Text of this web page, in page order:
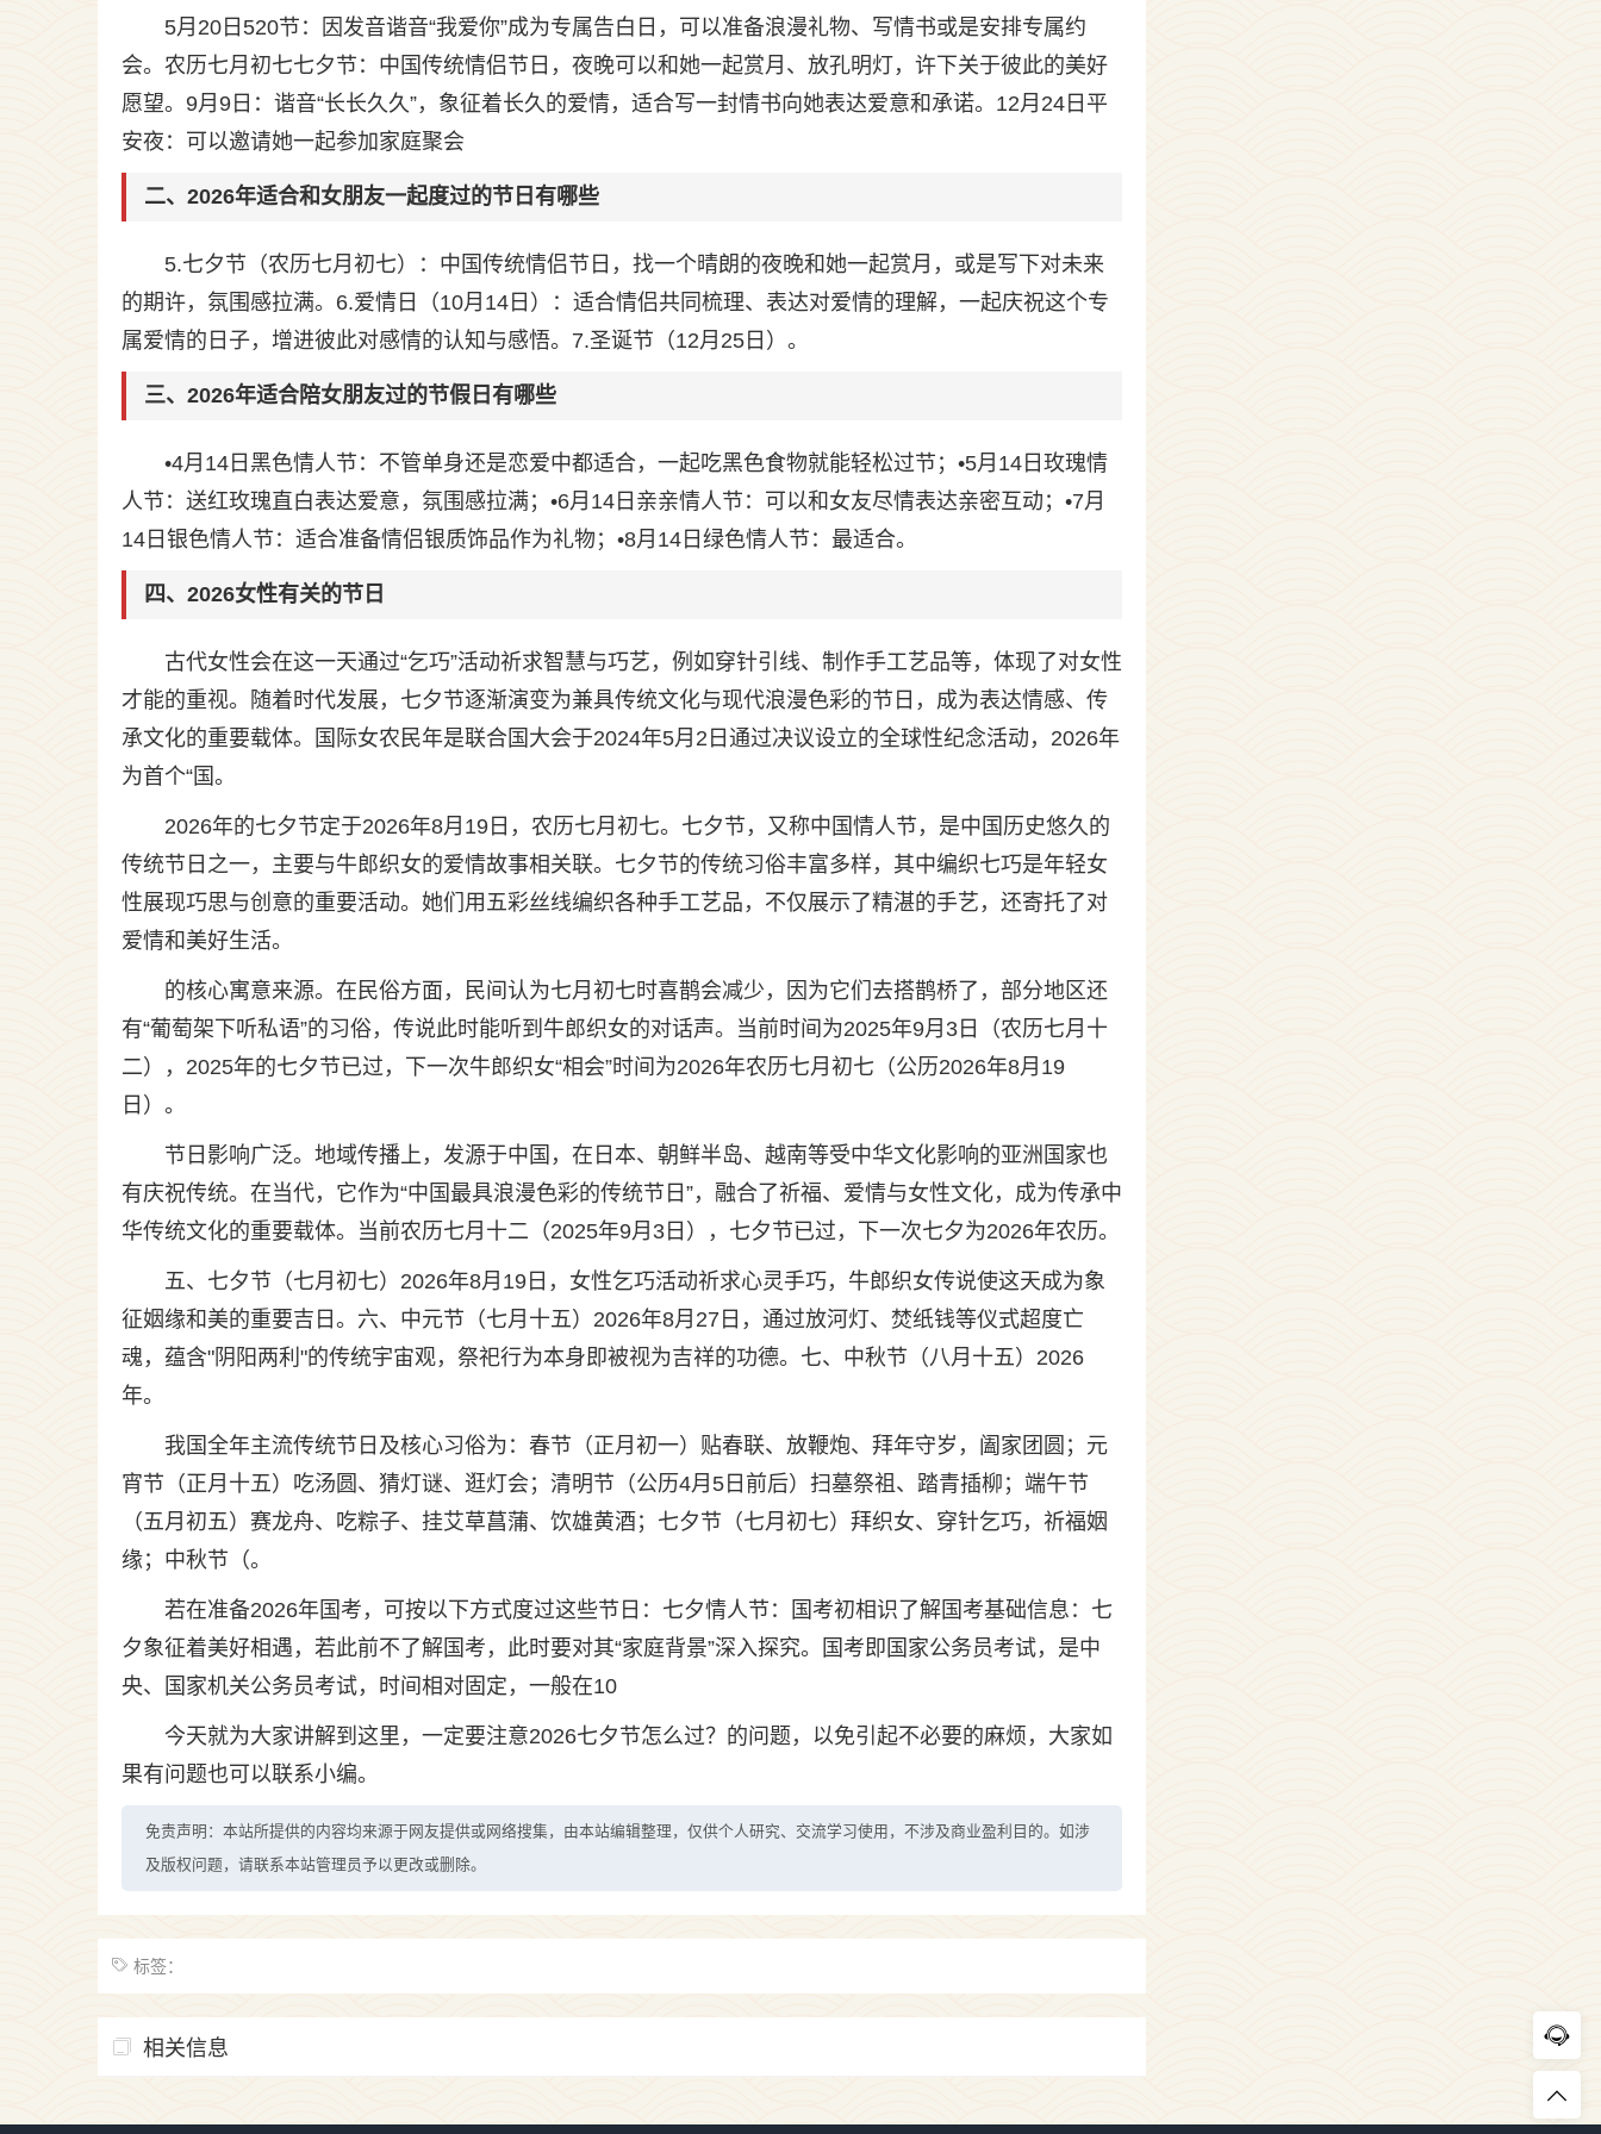
5月20日520节：因发音谐音“我爱你”成为专属告白日，可以准备浪漫礼物、写情书或是安排专属约
会。农历七月初七七夕节：中国传统情侣节日，夜晚可以和她一起赏月、放孔明灯，许下关于彼此的美好
愿望。9月9日：谐音“长长久久”，象征着长久的爱情，适合写一封情书向她表达爱意和承诺。12月24日平
安夜：可以邀请她一起参加家庭聚会
二、2026年适合和女朋友一起度过的节日有哪些
5.七夕节（农历七月初七）：中国传统情侣节日，找一个晴朗的夜晚和她一起赏月，或是写下对未来
的期许，氛围感拉满。6.爱情日（10月14日）：适合情侣共同梳理、表达对爱情的理解，一起庆祝这个专
属爱情的日子，增进彼此对感情的认知与感悟。7.圣诞节（12月25日）。
三、2026年适合陪女朋友过的节假日有哪些
•4月14日黑色情人节：不管单身还是恋爱中都适合，一起吃黑色食物就能轻松过节；•5月14日玫瑰情
人节：送红玫瑰直白表达爱意，氛围感拉满；•6月14日亲亲情人节：可以和女友尽情表达亲密互动；•7月
14日银色情人节：适合准备情侣银质饰品作为礼物；•8月14日绿色情人节：最适合。
四、2026女性有关的节日
古代女性会在这一天通过“乞巧”活动祈求智慧与巧艺，例如穿针引线、制作手工艺品等，体现了对女性
才能的重视。随着时代发展，七夕节逐渐演变为兼具传统文化与现代浪漫色彩的节日，成为表达情感、传
承文化的重要载体。国际女农民年是联合国大会于2024年5月2日通过决议设立的全球性纪念活动，2026年
为首个“国。
2026年的七夕节定于2026年8月19日，农历七月初七。七夕节，又称中国情人节，是中国历史悠久的
传统节日之一，主要与牛郎织女的爱情故事相关联。七夕节的传统习俗丰富多样，其中编织七巧是年轻女
性展现巧思与创意的重要活动。她们用五彩丝线编织各种手工艺品，不仅展示了精湛的手艺，还寄托了对
爱情和美好生活。
的核心寓意来源。在民俗方面，民间认为七月初七时喜鹊会减少，因为它们去搭鹊桥了，部分地区还
有“葡萄架下听私语”的习俗，传说此时能听到牛郎织女的对话声。当前时间为2025年9月3日（农历七月十
二），2025年的七夕节已过，下一次牛郎织女“相会”时间为2026年农历七月初七（公历2026年8月19
日）。
节日影响广泛。地域传播上，发源于中国，在日本、朝鲜半岛、越南等受中华文化影响的亚洲国家也
有庆祝传统。在当代，它作为“中国最具浪漫色彩的传统节日”，融合了祈福、爱情与女性文化，成为传承中
华传统文化的重要载体。当前农历七月十二（2025年9月3日），七夕节已过，下一次七夕为2026年农历。
五、七夕节（七月初七）2026年8月19日，女性乞巧活动祈求心灵手巧，牛郎织女传说使这天成为象
征姻缘和美的重要吉日。六、中元节（七月十五）2026年8月27日，通过放河灯、焚纸钱等仪式超度亡
魂，蕴含"阴阳两利"的传统宇宙观，祭祀行为本身即被视为吉祥的功德。七、中秋节（八月十五）2026
年。
我国全年主流传统节日及核心习俗为：春节（正月初一）贴春联、放鞭炮、拜年守岁，阖家团圆；元
宵节（正月十五）吃汤圆、猜灯谜、逛灯会；清明节（公历4月5日前后）扫墓祭祖、踏青插柳；端午节
（五月初五）赛龙舟、吃粽子、挂艾草菖蒲、饮雄黄酒；七夕节（七月初七）拜织女、穿针乞巧，祈福姻
缘；中秋节（。
若在准备2026年国考，可按以下方式度过这些节日：七夕情人节：国考初相识了解国考基础信息：七
夕象征着美好相遇，若此前不了解国考，此时要对其“家庭背景”深入探究。国考即国家公务员考试，是中
央、国家机关公务员考试，时间相对固定，一般在10
今天就为大家讲解到这里，一定要注意2026七夕节怎么过？的问题，以免引起不必要的麻烦，大家如
果有问题也可以联系小编。
免责声明：本站所提供的内容均来源于网友提供或网络搜集，由本站编辑整理，仅供个人研究、交流学习使用，不涉及商业盈利目的。如涉
及版权问题，请联系本站管理员予以更改或删除。
标签：
相关信息